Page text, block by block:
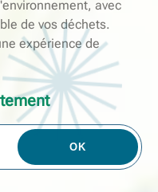
avec
de vos déchets.
expérience de